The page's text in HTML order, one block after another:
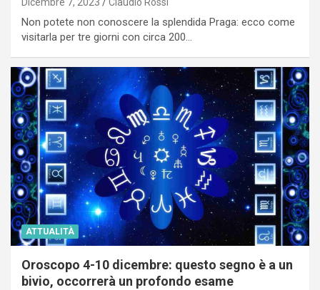
Dicembre 7, 2023 Claudio Rossi
Non potete non conoscere la splendida Praga: ecco come
visitarla per tre giorni con circa 200…
ATTUALITÀ
Oroscopo 4-10 dicembre: questo segno è a un
bivio, occorrerà un profondo esame